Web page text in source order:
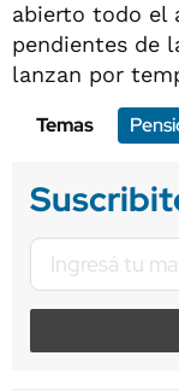
abierto todo el
pendientes de
lanzan por
Temas